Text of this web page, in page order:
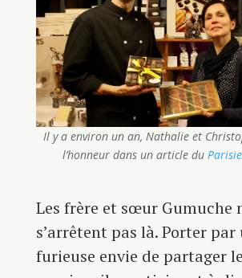
Il y a environ un an, Nathalie et
l’honneur dans un article du
Les frère et sœur Gumuche
s’arrêtent pas là. Porter par
furieuse envie de partager